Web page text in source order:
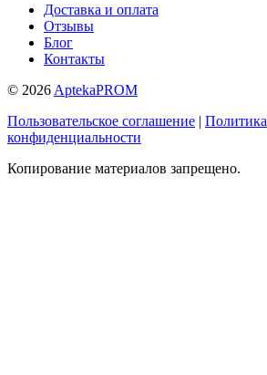
Доставка и оплата
Отзывы
Блог
Контакты
© 2026 AptekaPROM
Пользовательское соглашение | Политика
конфиденциальности
Копирование материалов запрещено.